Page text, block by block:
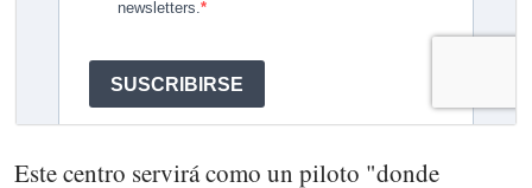
Este centro servirá como un piloto "donde